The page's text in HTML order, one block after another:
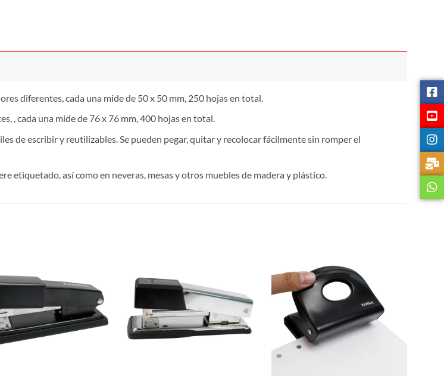
diferentes, cada una mide de 50 x 50 mm, 250 hojas en total.
, cada una mide de 76 x 76 mm, 400 hojas en total.
de escribir y reutilizables. Se pueden pegar, quitar y recolocar fácilmente sin romper el
etiquetado, así como en neveras, mesas y otros muebles de madera y plástico.